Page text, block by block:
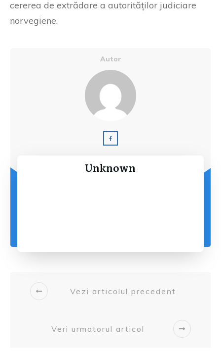
cererea de extrădare a autorităților judiciare
norvegiene.
Autor
Unknown
Vezi articolul precedent
Veri urmatorul articol